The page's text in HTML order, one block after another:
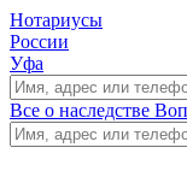
Нотариусы
России
Уфа
Все о наследстве